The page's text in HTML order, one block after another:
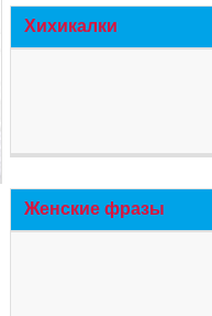
Хихикалки
Женские фразы